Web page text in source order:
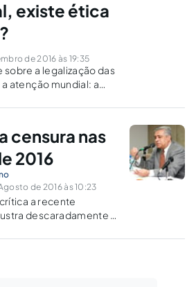
existe ética
de 2016 às 19:35
a legalização das
atenção mundial: a
ao tráfico internacional
censura nas
2016
de 2016 às 10:23
a recente
descaradamente o
postura do atual